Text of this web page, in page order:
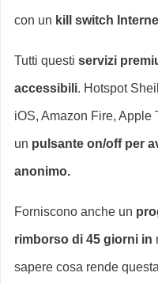
con un kill switch
Tutti questi servizi
accessibili. Hotspot
iOS, Amazon Fire, Apple
un pulsante on/off per
anonimo.
Forniscono anche un
rimborso di 45 giorni in
sapere cosa rende